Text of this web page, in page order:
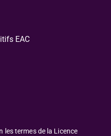
EAC
les termes de la Licence